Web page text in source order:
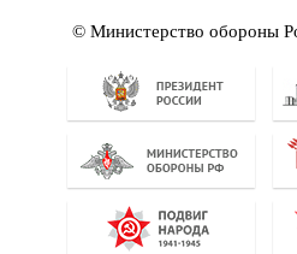
© Министерство обороны